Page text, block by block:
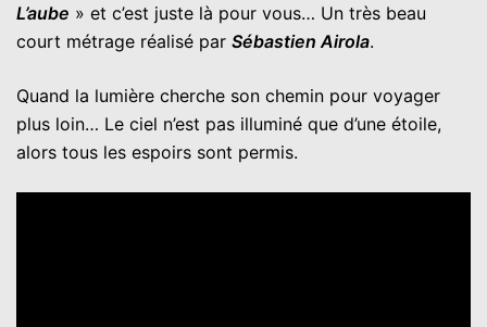
L’aube » et c’est juste là pour vous… Un très beau
court métrage réalisé par Sébastien Airola.
Quand la lumière cherche son chemin pour voyager
plus loin… Le ciel n’est pas illuminé que d’une étoile,
alors tous les espoirs sont permis.